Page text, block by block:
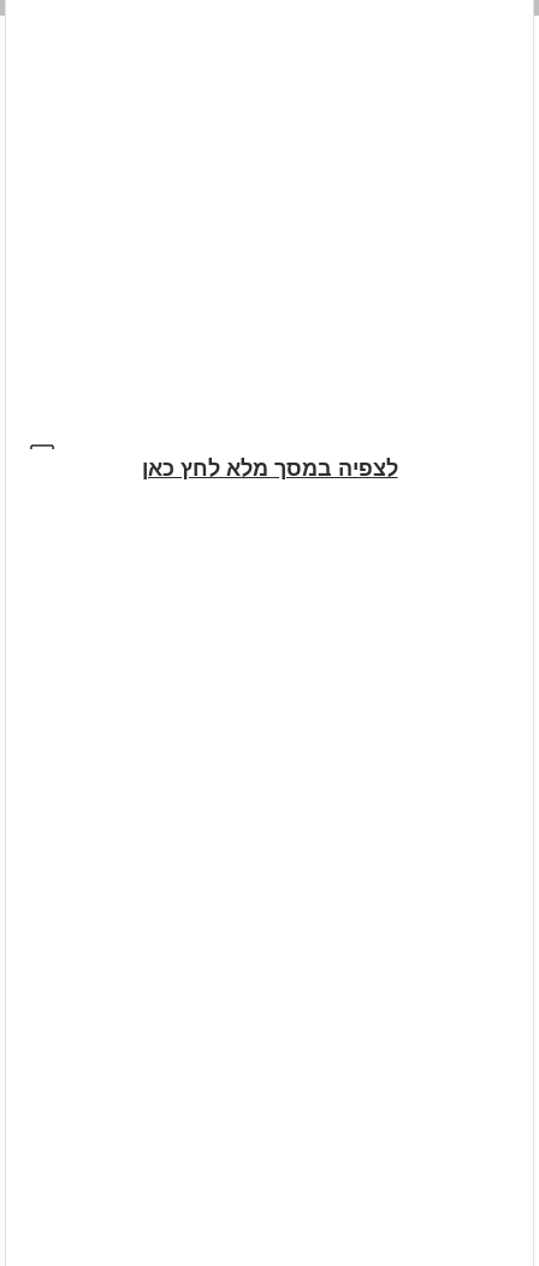
לצפיה במסך מלא לחץ כאן